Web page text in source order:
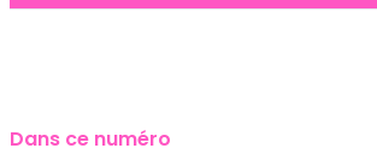
Dans ce numéro